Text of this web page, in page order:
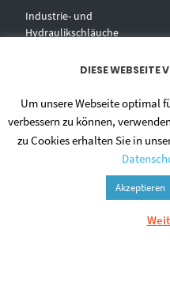
Industrie- und
Hydraulikschläuche
Zentralschmierungen
Hochdruckwaschgeräte und
DIESE WEBSEITE
Um unsere Webseite optimal
verbessern zu können,
zu Cookies erhalten Sie in
Akzeptieren